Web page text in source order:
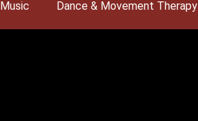
Music Dance & Movement Therapy